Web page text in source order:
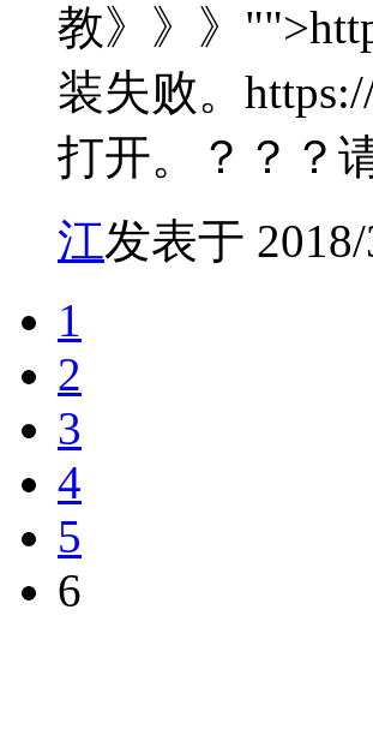
教》》》
装失败。
打开。？？？
江发表于
1
2
3
4
5
6